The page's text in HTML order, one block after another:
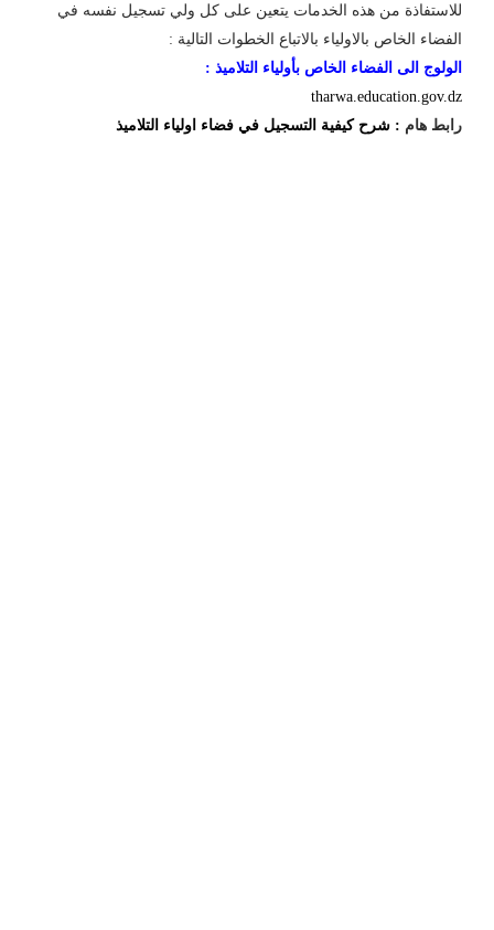
للاستفاذة من هذه الخدمات يتعين على كل ولي تسجيل نفسه في
الفضاء الخاص بالاولياء بالاتباع الخطوات التالية :
الولوج الى الفضاء الخاص بأولياء التلاميذ :
tharwa.education.gov.dz
رابط هام : شرح كيفية التسجيل في فضاء اولياء التلاميذ